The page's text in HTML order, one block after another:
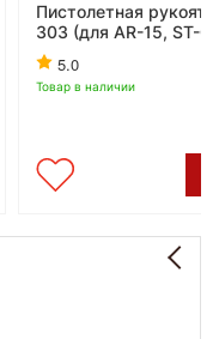
Пистолетная
303 (для AR-15, ST-
5.0
Товар в наличии